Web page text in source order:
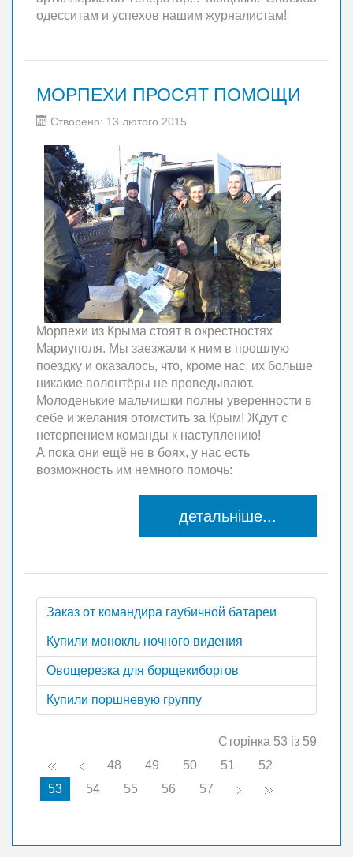
одесситам и успехов нашим журналистам!
МОРПЕХИ ПРОСЯТ ПОМОЩИ
Створено: 13 лютого 2015
Морпехи из Крыма стоят в окрестностях
Мариуполя. Мы заезжали к ним в прошлую
поездку и оказалось, что, кроме нас, их больше
никакие волонтёры не проведывают.
Молоденькие мальчишки полны уверенности в
себе и желания отомстить за Крым! Ждут с
нетерпением команды к наступлению!
А пока они ещё не в боях, у нас есть
возможность им немного помочь:
детальніше...
Заказ от командира гаубичной батареи
Купили монокль ночного видения
Овощерезка для борщекиборгов
Купили поршневую группу
Сторінка 53 із 59
48
49 50 51
52
53
54 55 56 57